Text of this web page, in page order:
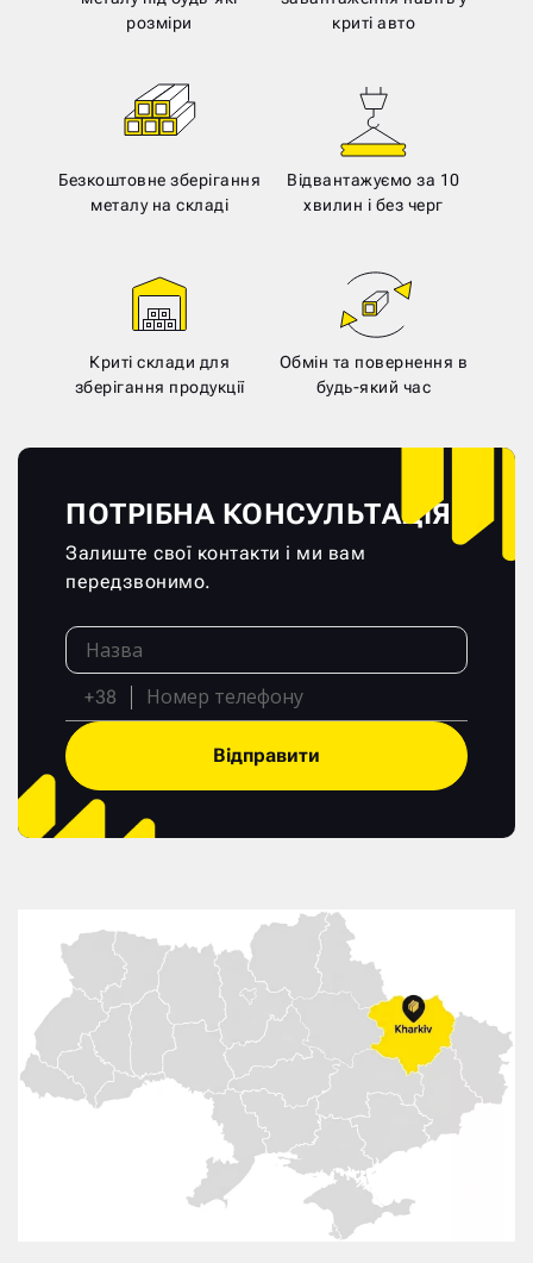
розміри
криті авто
Безкоштовне зберігання
металу на складі
Відвантажуємо за 10
хвилин і без черг
Криті склади для
зберігання продукції
Обмін та повернення в
будь-який час
ПОТРІБНА КОНСУЛЬТАЦІЯ?
Залиште свої контакти і ми вам
передзвонимо.
+38
Відправити